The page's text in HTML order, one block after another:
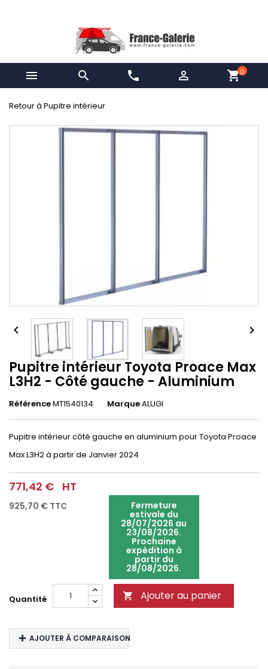
  phone  shopping_cart0
Retour à Pupitre intérieur
 
Pupitre intérieur Toyota Proace Max
L3H2 - Côté gauche - Aluminium
RéférenceMT1540134 MarqueALUGI
Pupitre intérieur côté gauche en aluminium pour Toyota Proace
Max L3H2à partir de Janvier 2024
771,42 € HT
925,70 € TTC Fermeture
estivale du
28/07/2026 au
23/08/2026.
Prochaine
expédition à
partir du
28/08/2026.
Quantité  Ajouter au panier
AJOUTER À COMPARAISON